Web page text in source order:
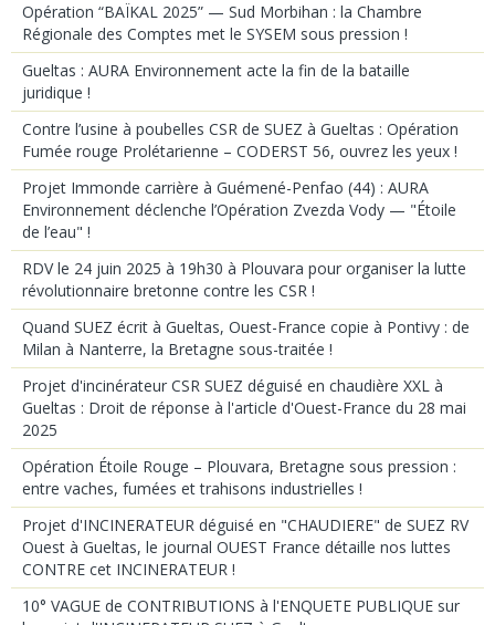
Opération “BAÏKAL 2025” — Sud Morbihan : la Chambre
Régionale des Comptes met le SYSEM sous pression !
Gueltas : AURA Environnement acte la fin de la bataille
juridique !
Contre l’usine à poubelles CSR de SUEZ à Gueltas : Opération
Fumée rouge Prolétarienne – CODERST 56, ouvrez les yeux !
Projet Immonde carrière à Guémené-Penfao (44) : AURA
Environnement déclenche l’Opération Zvezda Vody — "Étoile
de l’eau" !
RDV le 24 juin 2025 à 19h30 à Plouvara pour organiser la lutte
révolutionnaire bretonne contre les CSR !
Quand SUEZ écrit à Gueltas, Ouest-France copie à Pontivy : de
Milan à Nanterre, la Bretagne sous-traitée !
Projet d'incinérateur CSR SUEZ déguisé en chaudière XXL à
Gueltas : Droit de réponse à l'article d'Ouest-France du 28 mai
2025
Opération Étoile Rouge – Plouvara, Bretagne sous pression :
entre vaches, fumées et trahisons industrielles !
Projet d'INCINERATEUR déguisé en "CHAUDIERE" de SUEZ RV
Ouest à Gueltas, le journal OUEST France détaille nos luttes
CONTRE cet INCINERATEUR !
10° VAGUE de CONTRIBUTIONS à l'ENQUETE PUBLIQUE sur